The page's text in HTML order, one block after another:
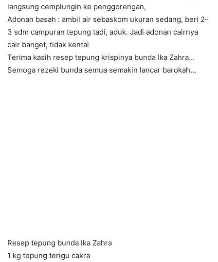
langsung cemplungin ke penggorengan,
Adonan basah : ambil air sebaskom ukuran sedang, beri 2-
3 sdm campuran tepung tadi, aduk. Jadi adonan cairnya
cair banget, tidak kental
Terima kasih resep tepung krispinya bunda Ika Zahra…
Semoga rezeki bunda semua semakin lancar barokah…
Resep tepung bunda Ika Zahra
1 kg tepung terigu cakra